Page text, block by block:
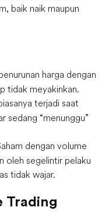
baik naik maupun
harga dengan
tidak meyakinkan.
terjadi saat
sedang “menunggu”
dengan volume
oleh segelintir pelaku
tidak wajar.
Trading